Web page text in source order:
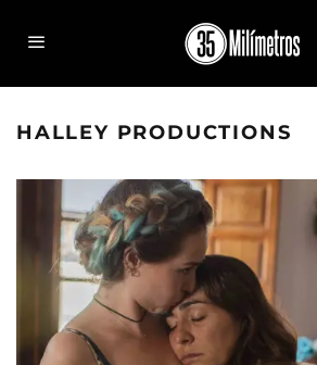
HALLEY PRODUCTIONS